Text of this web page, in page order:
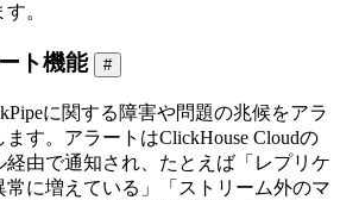
。
ト機能 #
に関する障害や問題の兆候をアラ
す。アラートはClickHouse Cloudの
由で通知され、たとえば「レプリケ
に増えている」「ストリーム外のマ